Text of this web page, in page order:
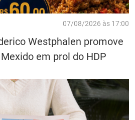
07/08/2026 às 17:00
Westphalen promove
em prol do HDP